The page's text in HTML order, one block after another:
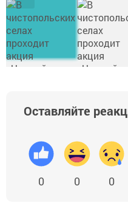
Оставляйте
0 0 0